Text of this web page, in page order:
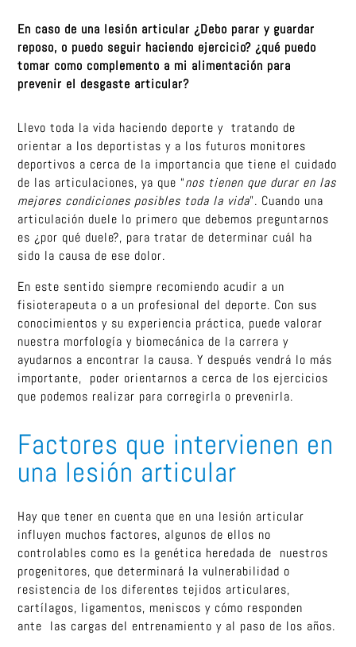
En caso de una lesión articular ¿Debo parar y guardar
reposo, o puedo seguir haciendo ejercicio? ¿qué puedo
tomar como complemento a mi alimentación para
prevenir el desgaste articular?
Llevo toda la vida haciendo deporte y tratando de
orientar a los deportistas y a los futuros monitores
deportivos a cerca de la importancia que tiene el cuidado
de las articulaciones, ya que “nos tienen que durar en las
mejores condiciones posibles toda la vida”. Cuando una
articulación duele lo primero que debemos preguntarnos
es ¿por qué duele?, para tratar de determinar cuál ha
sido la causa de ese dolor.
En este sentido siempre recomiendo acudir a un
fisioterapeuta o a un profesional del deporte. Con sus
conocimientos y su experiencia práctica, puede valorar
nuestra morfología y biomecánica de la carrera y
ayudarnos a encontrar la causa. Y después vendrá lo más
importante, poder orientarnos a cerca de los ejercicios
que podemos realizar para corregirla o prevenirla.
Factores que intervienen en
una lesión articular
Hay que tener en cuenta que en una lesión articular
influyen muchos factores, algunos de ellos no
controlables como es la genética heredada de nuestros
progenitores, que determinará la vulnerabilidad o
resistencia de los diferentes tejidos articulares,
cartílagos, ligamentos, meniscos y cómo responden
ante las cargas del entrenamiento y al paso de los años.